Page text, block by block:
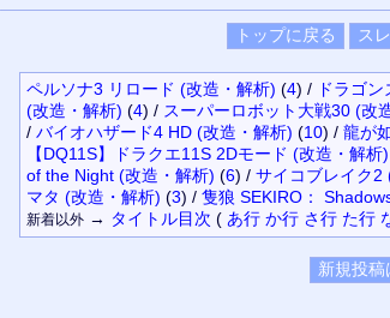
ペルソナ3 リロード (改造・解析) (4) / ドラゴ
(改造・解析) (4) / スーパーロボット大戦30 (改
/ バイオハザード4 HD (改造・解析) (10) / 龍が
【DQ11S】ドラクエ11S 2Dモード (改造・解析)
of the Night (改造・解析) (6) / サイコブレイク2
マタ (改造・解析) (3) / 隻狼 SEKIRO：
新着以外→ タイトル目次 ( あ行 か行 さ行 た行